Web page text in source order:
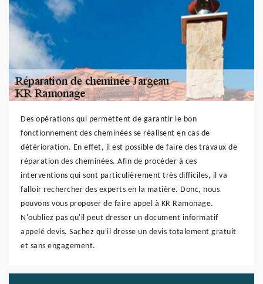
Des opérations qui permettent de garantir le bon
fonctionnement des cheminées se réalisent en cas de
détérioration. En effet, il est possible de faire des travaux de
réparation des cheminées. Afin de procéder à ces
interventions qui sont particulièrement très difficiles, il va
falloir rechercher des experts en la matière. Donc, nous
pouvons vous proposer de faire appel à KR Ramonage.
N'oubliez pas qu'il peut dresser un document informatif
appelé devis. Sachez qu'il dresse un devis totalement gratuit
et sans engagement.